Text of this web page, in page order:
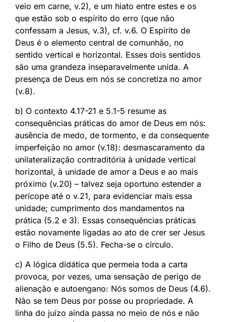
veio em carne, v.2), e um hiato entre estes e os
que estão sob o espírito do erro (que não
confessam a Jesus, v.3), cf. v.6. O Espírito de
Deus é o elemento central de comunhão, no
sentido vertical e horizontal. Esses dois sentidos
são uma grandeza inseparavelmente unida. A
presença de Deus em nós se concretiza no amor
(v.8).
b) O contexto 4.17-21 e 5.1-5 resume as
consequências práticas do amor de Deus em nós:
ausência de medo, de tormento, e da consequente
imperfeição no amor (v.18): desmascaramento da
unilateralização contraditória à unidade vertical
horizontal, à unidade de amor a Deus e ao mais
próximo (v.20) – talvez seja oportuno estender a
perícope até o v.21, para evidenciar mais essa
unidade; cumprimento dos mandamentos na
prática (5.2 e 3). Essas consequências práticas
estão novamente ligadas ao ato de crer ser Jesus
o Filho de Deus (5.5). Fecha-se o círculo.
c) A lógica didática que permeia toda a carta
provoca, por vezes, uma sensação de perigo de
alienação e autoengano: Nós somos de Deus (4.6).
Não se tem Deus por posse ou propriedade. A
linha do juízo ainda passa no meio de nós e não